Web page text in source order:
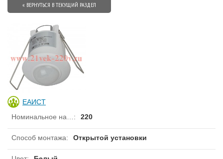
« ВЕРНУТЬСЯ В ТЕКУЩИЙ РАЗДЕЛ
ЕАИСТ
: 220
Способ монтажа: Открытой установки